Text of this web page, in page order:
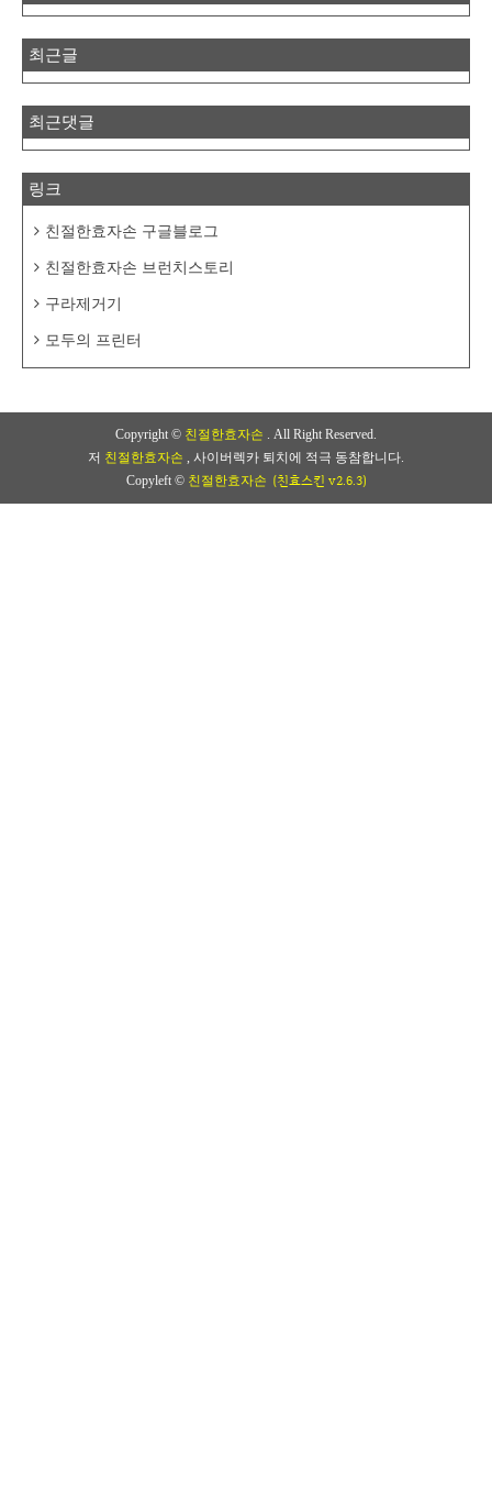
최근글
최근댓글
링크
친절한효자손 구글블로그
친절한효자손 브런치스토리
구라제거기
모두의 프린터
Copyright © 친절한효자손 . All Right Reserved.
저 친절한효자손 , 사이버렉카 퇴치에 적극 동참합니다.
Copyleft © 친절한효자손 (친효스킨 v2.6.3)